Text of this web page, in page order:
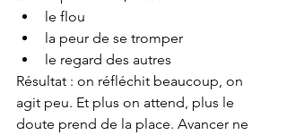
le flou
la peur de se tromper
le regard des autres
Résultat : on réfléchit beaucoup, on
agit peu. Et plus on attend, plus le
doute prend de la place. Avancer ne